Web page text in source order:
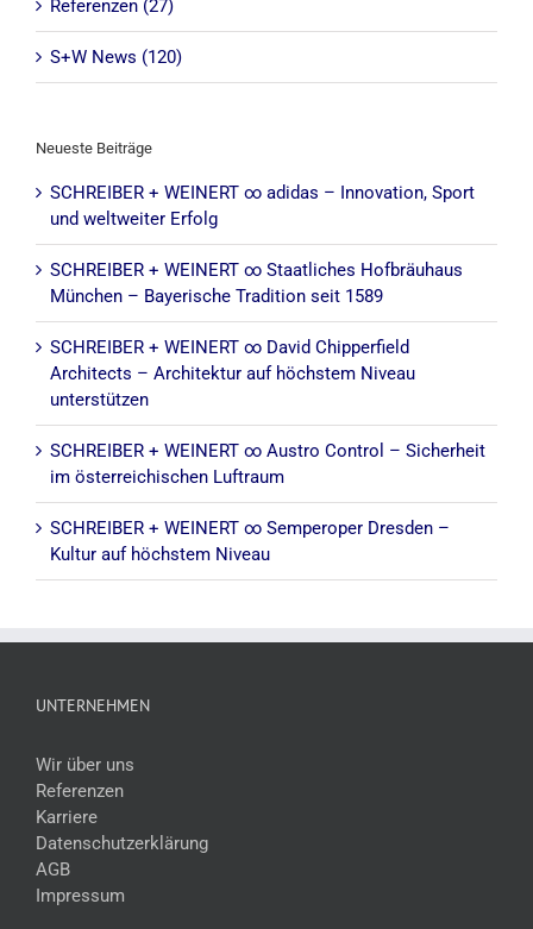
Referenzen (27)
S+W News (120)
Neueste Beiträge
SCHREIBER + WEINERT ∞ adidas – Innovation, Sport
und weltweiter Erfolg
SCHREIBER + WEINERT ∞ Staatliches Hofbräuhaus
München – Bayerische Tradition seit 1589
SCHREIBER + WEINERT ∞ David Chipperfield
Architects – Architektur auf höchstem Niveau
unterstützen
SCHREIBER + WEINERT ∞ Austro Control – Sicherheit
im österreichischen Luftraum
SCHREIBER + WEINERT ∞ Semperoper Dresden –
Kultur auf höchstem Niveau
UNTERNEHMEN
Wir über uns
Referenzen
Karriere
Datenschutzerklärung
AGB
Impressum